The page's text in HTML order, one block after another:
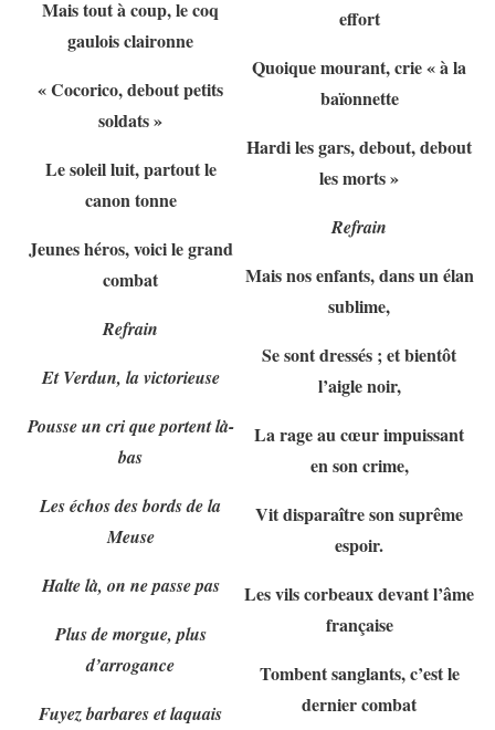
Mais tout à coup, le coq
gaulois claironne
« Cocorico, debout petits
soldats »
Le soleil luit, partout le
canon tonne
Jeunes héros, voici le grand
combat
Refrain
Et Verdun, la victorieuse
Pousse un cri que portent là-
bas
Les échos des bords de la
Meuse
Halte là, on ne passe pas
Plus de morgue, plus
d’arrogance
Fuyez barbares et laquais
effort
Quoique mourant, crie « à la
baïonnette
Hardi les gars, debout, debout
les morts »
Refrain
Mais nos enfants, dans un élan
sublime,
Se sont dressés ; et bientôt
l’aigle noir,
La rage au cœur impuissant
en son crime,
Vit disparaître son suprême
espoir.
Les vils corbeaux devant l’âme
française
Tombent sanglants, c’est le
dernier combat